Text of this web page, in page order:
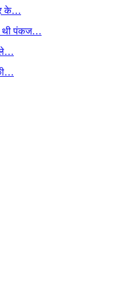
के…
थी पंकज…